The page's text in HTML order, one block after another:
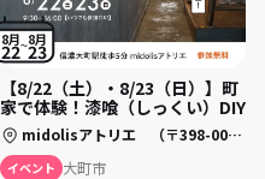
8月
22
8月
23
【8/22（土）・8/23（日）】町
家で体験！漆喰（しっくい）DIY
midolisアトリエ （〒398-0002 長野県大町市大町五日町 3250）
イベント 大町市